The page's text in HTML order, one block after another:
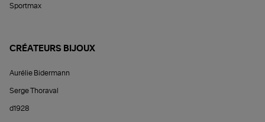
Sportmax
CRÉATEURS BIJOUX
Aurélie Bidermann
Serge Thoraval
d1928